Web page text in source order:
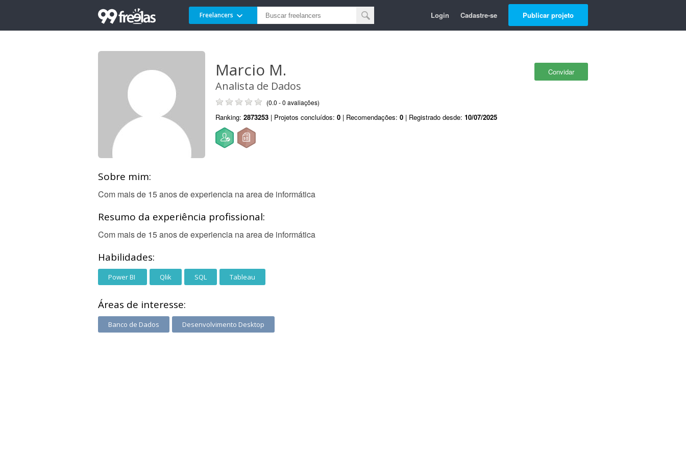
Freelancers Login Cadastre-se Publicar projeto
Convidar
Marcio M.
Analista de Dados
(0.0 - 0 avaliações)
Ranking: 2873253 | Projetos concluídos: 0 | Recomendações: 0 | Registrado desde: 10/07/2025
Sobre mim:
Com mais de 15 anos de experiencia na area de informática
Resumo da experiência profissional:
Com mais de 15 anos de experiencia na area de informática
Habilidades:
Power BI Qlik SQL Tableau
Áreas de interesse:
Banco de Dados Desenvolvimento Desktop